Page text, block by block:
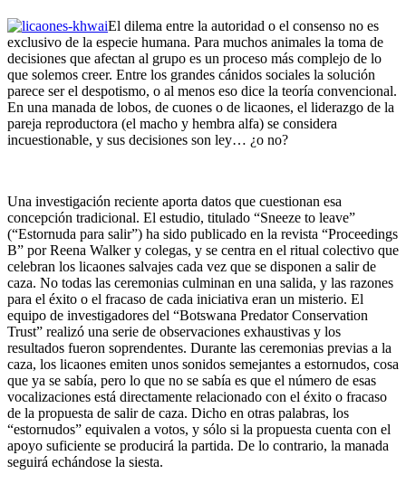
El dilema entre la autoridad o el consenso no es
exclusivo de la especie humana. Para muchos animales la toma de
decisiones que afectan al grupo es un proceso más complejo de lo
que solemos creer. Entre los grandes cánidos sociales la solución
parece ser el despotismo, o al menos eso dice la teoría convencional.
En una manada de lobos, de cuones o de licaones, el liderazgo de la
pareja reproductora (el macho y hembra alfa) se considera
incuestionable, y sus decisiones son ley… ¿o no?
Una investigación reciente aporta datos que cuestionan esa
concepción tradicional. El estudio, titulado “Sneeze to leave”
(“Estornuda para salir”) ha sido publicado en la revista “Proceedings
B” por Reena Walker y colegas, y se centra en el ritual colectivo que
celebran los licaones salvajes cada vez que se disponen a salir de
caza. No todas las ceremonias culminan en una salida, y las razones
para el éxito o el fracaso de cada iniciativa eran un misterio. El
equipo de investigadores del “Botswana Predator Conservation
Trust” realizó una serie de observaciones exhaustivas y los
resultados fueron soprendentes. Durante las ceremonias previas a la
caza, los licaones emiten unos sonidos semejantes a estornudos, cosa
que ya se sabía, pero lo que no se sabía es que el número de esas
vocalizaciones está directamente relacionado con el éxito o fracaso
de la propuesta de salir de caza. Dicho en otras palabras, los
“estornudos” equivalen a votos, y sólo si la propuesta cuenta con el
apoyo suficiente se producirá la partida. De lo contrario, la manada
seguirá echándose la siesta.